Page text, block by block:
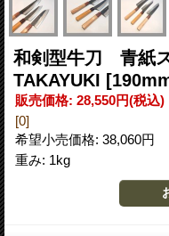
和剣型牛刀 青紙
TAKAYUKI
販売価格: 28,550円(税込)
[0]
希望小売価格: 38,060円
重み: 1kg